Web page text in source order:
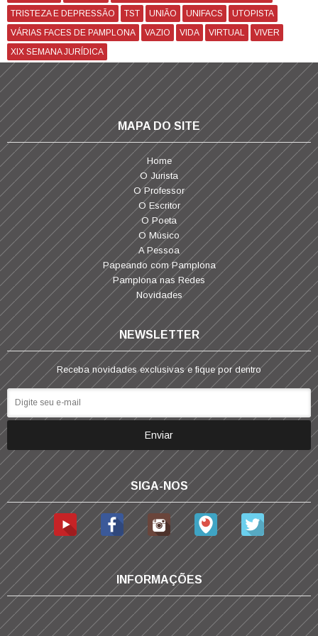
TRISTEZA E DEPRESSÃO
TST UNIÃO UNIFACS
UTOPISTA
VÁRIAS FACES DE PAMPLONA
VAZIO VIDA VIRTUAL
VIVER
XIX SEMANA JURÍDICA
MAPA DO SITE
Home
O Jurista
O Professor
O Escritor
O Poeta
O Músico
A Pessoa
Papeando com Pamplona
Pamplona nas Redes
Novidades
NEWSLETTER
Receba novidades exclusivas e fique por dentro
SIGA-NOS
INFORMAÇÕES